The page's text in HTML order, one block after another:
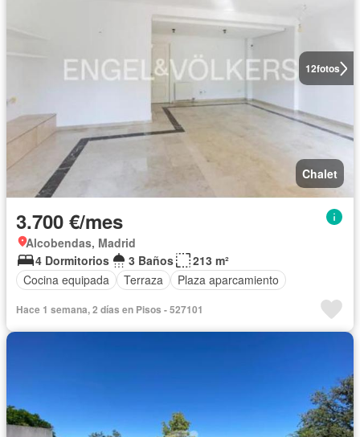
12fotos
Chalet
3.700 €/mes
Alcobendas, Madrid
4 Dormitorios
3 Baños
213 m²
Cocina equipada
Terraza Plaza aparcamiento
Hace 1 semana, 2 días en Pisos - 527101